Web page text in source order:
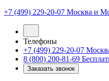
+7 (499) 229-20-07 Москва и
Телефоны
+7 (499) 229-20-07
8 (800) 200-81-69
Заказать звонок